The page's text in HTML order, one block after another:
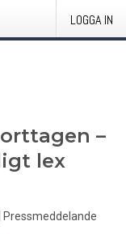
LOGGA IN
–
lex
Pressmeddelande